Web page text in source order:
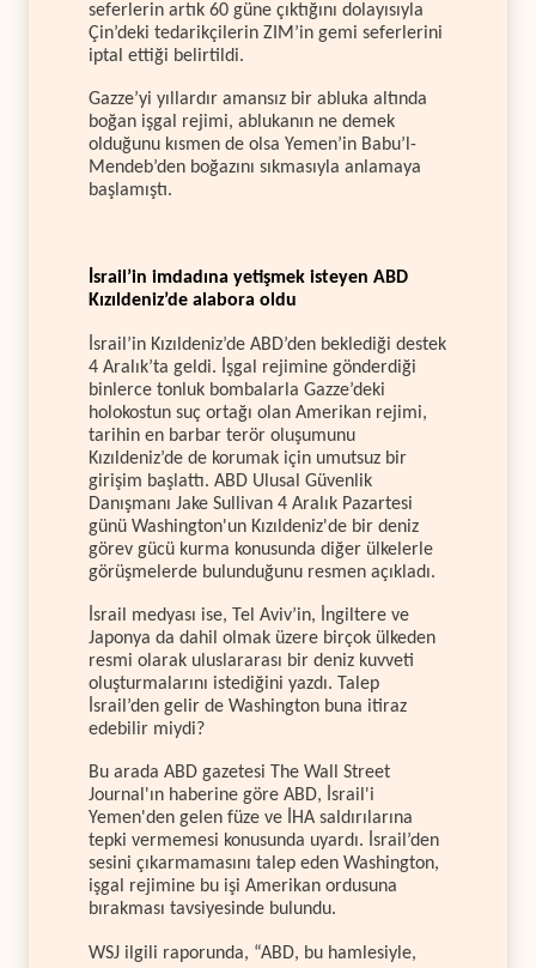
seferlerin artık 60 güne çıktığını dolayısıyla
Çin’deki tedarikçilerin ZIM’in gemi seferlerini
iptal ettiği belirtildi.
Gazze’yi yıllardır amansız bir abluka altında
boğan işgal rejimi, ablukanın ne demek
olduğunu kısmen de olsa Yemen’in Babu’l-
Mendeb’den boğazını sıkmasıyla anlamaya
başlamıştı.
İsrail’in imdadına yetişmek isteyen ABD
Kızıldeniz’de alabora oldu
İsrail’in Kızıldeniz’de ABD’den beklediği destek
4 Aralık’ta geldi. İşgal rejimine gönderdiği
binlerce tonluk bombalarla Gazze’deki
holokostun suç ortağı olan Amerikan rejimi,
tarihin en barbar terör oluşumunu
Kızıldeniz’de de korumak için umutsuz bir
girişim başlattı. ABD Ulusal Güvenlik
Danışmanı Jake Sullivan 4 Aralık Pazartesi
günü Washington'un Kızıldeniz'de bir deniz
görev gücü kurma konusunda diğer ülkelerle
görüşmelerde bulunduğunu resmen açıkladı.
İsrail medyası ise, Tel Aviv’in, İngiltere ve
Japonya da dahil olmak üzere birçok ülkeden
resmi olarak uluslararası bir deniz kuvveti
oluşturmalarını istediğini yazdı. Talep
İsrail’den gelir de Washington buna itiraz
edebilir miydi?
Bu arada ABD gazetesi The Wall Street
Journal'ın haberine göre ABD, İsrail'i
Yemen'den gelen füze ve İHA saldırılarına
tepki vermemesi konusunda uyardı. İsrail’den
sesini çıkarmamasını talep eden Washington,
işgal rejimine bu işi Amerikan ordusuna
bırakması tavsiyesinde bulundu.
WSJ ilgili raporunda, “ABD, bu hamlesiyle,